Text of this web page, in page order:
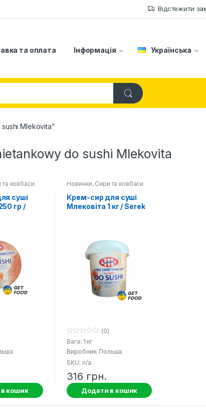
Відстежити
та оплата Інформація Українська
Mlekovita”
do sushi Mlekovita
та ковбаси
суші
гр /
кошик
Новинки, Сири та ковбаси
Крем-сир для суші
Млековіта 1 кг / Serek
0
o
u
o
5
(0)
Вага: 1 кг
Виробник: Польша
SKU: n/a
316 грн.
Додати в кошик